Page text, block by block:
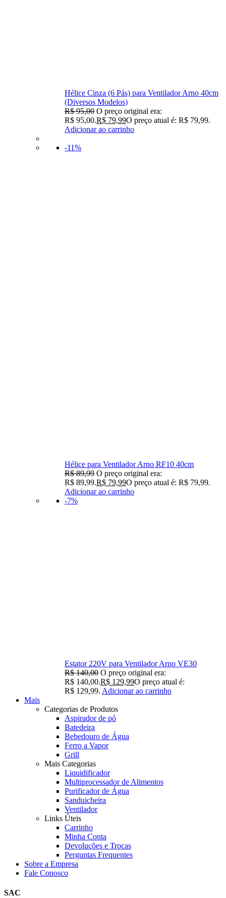
Hélice Cinza (6 Pás) para Ventilador Arno 40cm
(Diversos Modelos)
R$95,00 O preço original era:
R$ 95,00.R$ 79,99O preço atual é: R$ 79,99.
Adicionar ao carrinho
-11%
Hélice para Ventilador Arno RF10 40cm
R$89,99 O preço original era:
R$ 89,99.R$ 79,99O preço atual é: R$ 79,99.
Adicionar ao carrinho
-7%
Estator 220V para Ventilador Arno VE30
R$140,00 O preço original era:
R$ 140,00.R$ 129,99O preço atual é:
R$ 129,99. Adicionar ao carrinho
Mais
Categorias de Produtos
Aspirador de pó
Batedeira
Bebedouro de Água
Ferro a Vapor
Grill
Mais Categorias
Liquidificador
Multiprocessador de Alimentos
Purificador de Água
Sanduicheira
Ventilador
Links Úteis
Carrinho
Minha Conta
Devoluções e Trocas
Perguntas Frequentes
Sobre a Empresa
Fale Conosco
SAC